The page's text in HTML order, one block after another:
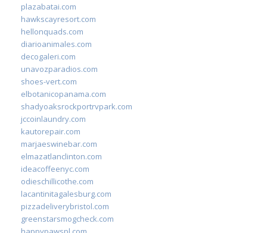
plazabatai.com
hawkscayresort.com
hellonquads.com
diarioanimales.com
decogaleri.com
unavozparadios.com
shoes-vert.com
elbotanicopanama.com
shadyoaksrockportrvpark.com
jccoinlaundry.com
kautorepair.com
marjaeswinebar.com
elmazatlanclinton.com
ideacoffeenyc.com
odieschillicothe.com
lacantinitagalesburg.com
pizzadeliverybristol.com
greenstarsmogcheck.com